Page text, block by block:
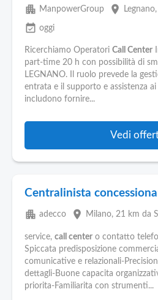
apartment ManpowerGroup place Legnano
event_available oggi
Ricerchiamo Operatori Call Center
part-time 20 h con possibilità di
LEGNANO. Il ruolo prevede la
entrata e il supporto e assistenza
includono fornire...
Vedi
Centralinista
apartment adecco place Milano, 21 km da
service, call center o contatto
Spiccata predisposizione
comunicative e relazionali-
dettagli-Buone capacita
priorita-Familiarita con strumenti...